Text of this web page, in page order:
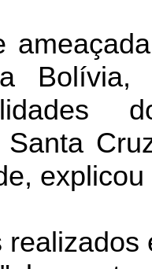
Bolívia,
Santa